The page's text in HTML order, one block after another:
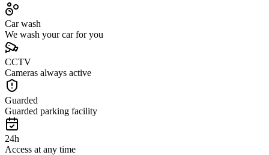
Car wash
We wash your car for you
CCTV
Cameras always active
Guarded
Guarded parking facility
24h
Access at any time